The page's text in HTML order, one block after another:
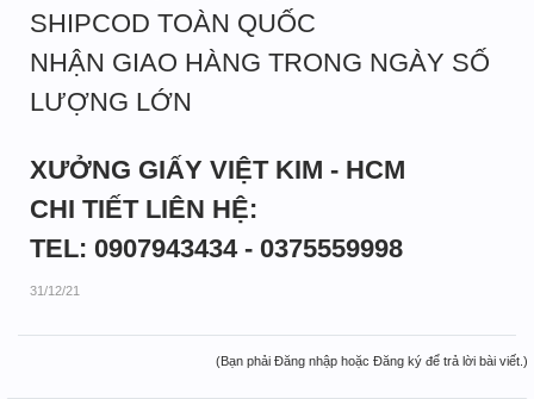
SHIPCOD TOÀN QUỐC
NHẬN GIAO HÀNG TRONG NGÀY SỐ
LƯỢNG LỚN
XƯỞNG GIẤY VIỆT KIM - HCM
CHI TIẾT LIÊN HỆ:
TEL: 0907943434 - 0375559998
31/12/21
(Bạn phải Đăng nhập hoặc Đăng ký để trả lời bài viết.)